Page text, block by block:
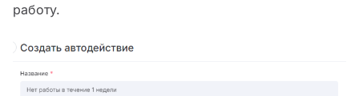
работу.